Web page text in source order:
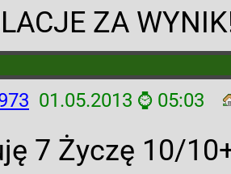
ZA
01.05.2013 ⌚ 05:03
7 Życzę 10/